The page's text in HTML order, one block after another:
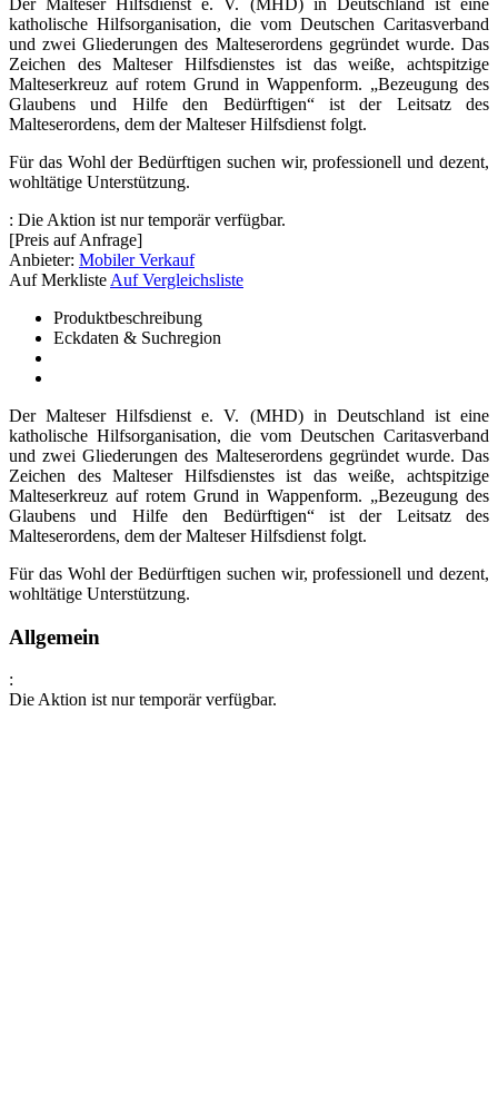
katholische Hilfsorganisation, die vom Deutschen Caritasverband
und zwei Gliederungen des Malteserordens gegründet wurde. Das
Zeichen des Malteser Hilfsdienstes ist das weiße, achtspitzige
Malteserkreuz auf rotem Grund in Wappenform. „Bezeugung des
Glaubens und Hilfe den Bedürftigen“ ist der Leitsatz des
Malteserordens, dem der Malteser Hilfsdienst folgt.
Für das Wohl der Bedürftigen suchen wir, professionell und dezent,
wohltätige Unterstützung.
: Die Aktion ist nur temporär verfügbar.
[Preis auf Anfrage]
Anbieter: Mobiler Verkauf
Auf Merkliste Auf Vergleichsliste
Produktbeschreibung
Eckdaten & Suchregion
Der Malteser Hilfsdienst e. V. (MHD) in Deutschland ist eine
katholische Hilfsorganisation, die vom Deutschen Caritasverband
und zwei Gliederungen des Malteserordens gegründet wurde. Das
Zeichen des Malteser Hilfsdienstes ist das weiße, achtspitzige
Malteserkreuz auf rotem Grund in Wappenform. „Bezeugung des
Glaubens und Hilfe den Bedürftigen“ ist der Leitsatz des
Malteserordens, dem der Malteser Hilfsdienst folgt.
Für das Wohl der Bedürftigen suchen wir, professionell und dezent,
wohltätige Unterstützung.
Allgemein
:
Die Aktion ist nur temporär verfügbar.